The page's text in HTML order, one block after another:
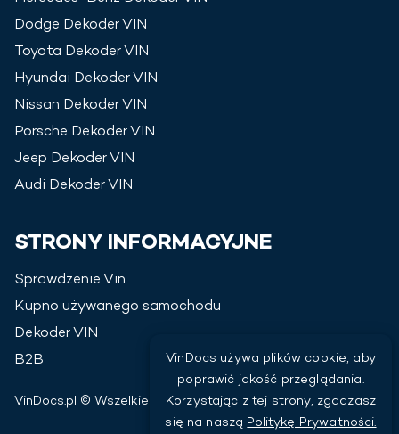
VinDocs używa plików cookie, aby
poprawić jakość przeglądania.
Korzystając z tej strony, zgadzasz
się na naszą Politykę Prywatności.
Dodge Dekoder VIN
Toyota Dekoder VIN
Hyundai Dekoder VIN
Nissan Dekoder VIN
Porsche Dekoder VIN
Jeep Dekoder VIN
Audi Dekoder VIN
STRONY INFORMACYJNE
Sprawdzenie Vin
Kupno używanego samochodu
Dekoder VIN
B2B
VinDocs.pl © Wszelkie prawa zastrzeżone 2026